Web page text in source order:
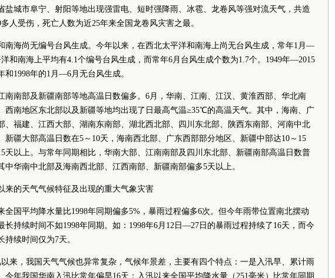
盐城市阜宁、射阳等地出现强雷电、短时强降雨、冰雹、龙卷风等强对流天气，共造
人受伤，死亡人数为近25年来全国龙卷风灾害之最。
南海尚无编号台风生成。今年以来，在西北太平洋和南海上尚无台风生成，常年1月—
和南海上平均有4.1个编号台风生成，而常年6月台风生成个数为1.7个。1949年—2015
和1998年的1月—6月无台风生成。
南南部及新疆南部等地高温日数偏多。6月，华南、江南、江汉、黄淮西部、华北南
西南地区东北部以及新疆等地均出现了日最高气温≥35℃的高温天气。其中，海南、广
、福建、江西大部、湖南东南部、湖北西北部、四川东北部、陕西东南部、河南中北
新疆大部高温日数在5～10天，海南西北部、广东西部部分地区、新疆中部达10～15
天以上。与常年同期相比，华南大部、江南南部及四川东北部、新疆南部高温日数普
中华南中北部及海南西北部、江西南部、新疆南部偏多5天以上。
来的天气气候特征及出现的重大气象灾害
全国平均降水量比1998年同期偏多5%，暴雨过程偏多6次。但今年雨带位置南北摆动
长持续时间不如1998年同期。如：1998年6月12日—27日的暴雨过程持续了16天，而今
持续时间仅为7天。
来，我国天气气候也异常复杂，气候年景差，主要有四个特点：一是入汛早、累计雨
今年我国华南入汛比常年偏早16天；入汛以来全国平均降水量（251毫米）比常年同期